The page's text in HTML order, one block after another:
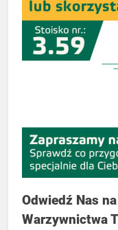
Odwiedź Nas
Warzywnictwa